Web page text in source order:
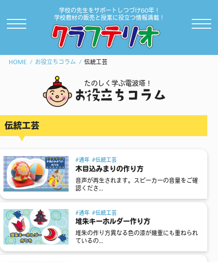
学校の先生をサポートしつづけ60年！
学校教材の販売と授業に役立つ情報満載！
HOME お役立ちコラム 伝統工芸
たのしく学ぶ電波塔！
お役立ちコラム
伝統工芸
通年 伝統工芸
木目込みまりの作り方
音声が再生されます。スピーカーの音量をご確
認くださ...
通年 伝統工芸
堆朱キーホルダー作り方
堆朱の作り方異なる色の漆が幾重にも重ねられ
ているの...